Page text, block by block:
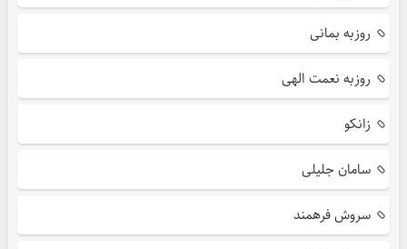
روزبه بمانی
روزبه نعمت الهی
زانکو
سامان جلیلی
سروش فرهمند